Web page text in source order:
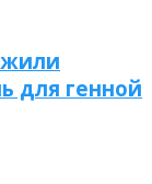
для генной